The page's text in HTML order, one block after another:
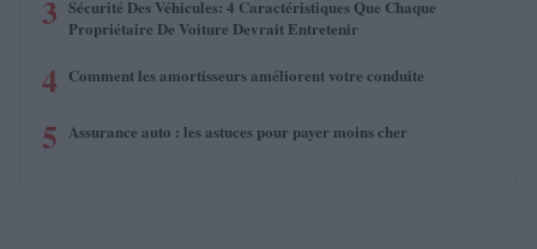
3 Sécurité Des Véhicules: 4 Caractéristiques Que Chaque
Propriétaire De Voiture Devrait Entretenir
4 Comment les amortisseurs améliorent votre conduite
5 Assurance auto : les astuces pour payer moins cher